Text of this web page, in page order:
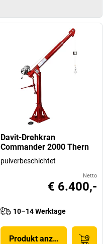
Davit-Drehkran
Commander 2000 Thern
pulverbeschichtet
Netto
€ 6.400,-
10–14 Werktage
Produkt anzeigen